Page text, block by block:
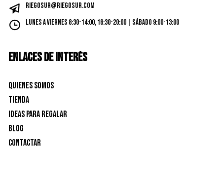
riegosur@riegosur.com
Lunes a Viernes 8:30-14:00, 16:30-20:00 | Sábado 9:00-13:00
ENLACES DE INTERÉS
Quienes Somos
Tienda
Ideas para Regalar
Blog
Contactar